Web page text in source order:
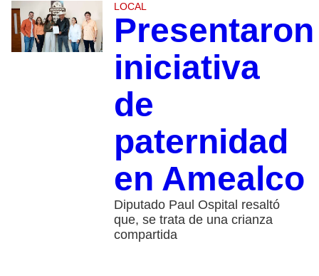
LOCAL
Presentaron
iniciativa
de
paternidad
en Amealco
Diputado Paul Ospital resaltó
que, se trata de una crianza
compartida